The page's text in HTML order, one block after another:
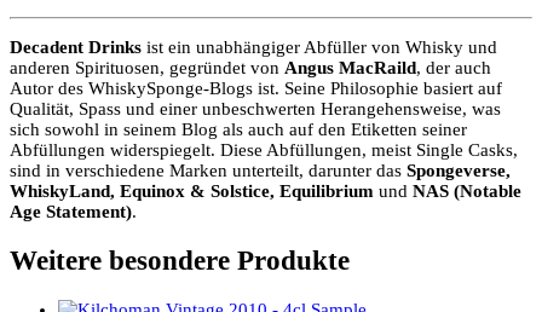
Decadent Drinks ist ein unabhängiger Abfüller von Whisky und
anderen Spirituosen, gegründet von Angus MacRaild, der auch
Autor des WhiskySponge-Blogs ist. Seine Philosophie basiert auf
Qualität, Spass und einer unbeschwerten Herangehensweise, was
sich sowohl in seinem Blog als auch auf den Etiketten seiner
Abfüllungen widerspiegelt. Diese Abfüllungen, meist Single Casks,
sind in verschiedene Marken unterteilt, darunter das Spongeverse,
WhiskyLand, Equinox & Solstice, Equilibrium und NAS (Notable
Age Statement).
Weitere besondere Produkte